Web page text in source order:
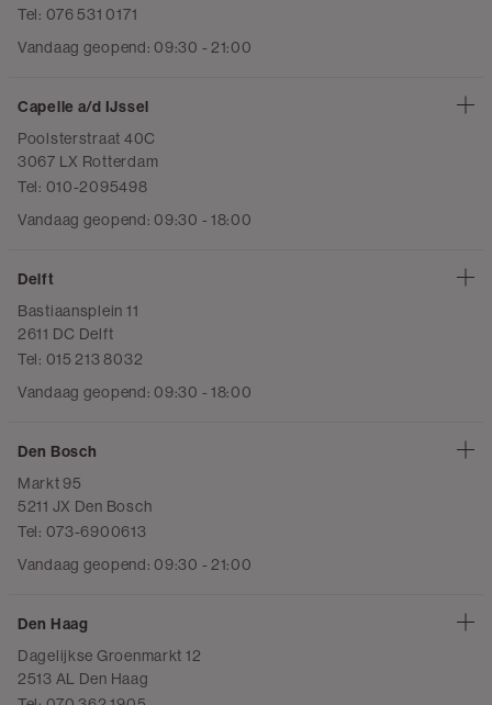
Tel: 076 531 0171
Vandaag geopend: 09:30 - 21:00
Capelle a/d IJssel
Poolsterstraat 40C
3067 LX Rotterdam
Tel: 010-2095498
Vandaag geopend: 09:30 - 18:00
Delft
Bastiaansplein 11
2611 DC Delft
Tel: 015 213 8032
Vandaag geopend: 09:30 - 18:00
Den Bosch
Markt 95
5211 JX Den Bosch
Tel: 073-6900613
Vandaag geopend: 09:30 - 21:00
Den Haag
Dagelijkse Groenmarkt 12
2513 AL Den Haag